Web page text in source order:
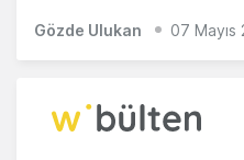
Gözde Ulukan 07 Mayıs